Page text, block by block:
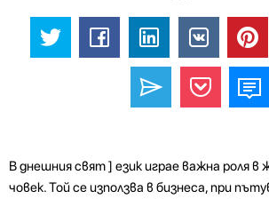
В днешния свят ] език играе важна роля в
човек. Той се използва в бизнеса, при